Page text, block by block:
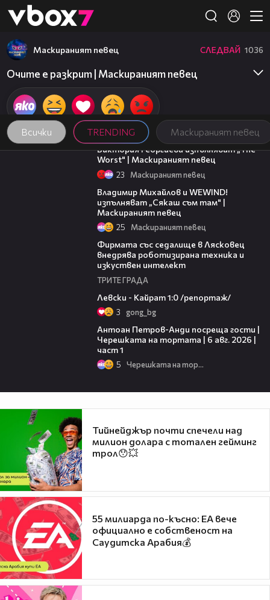
👾
Всички TRENDING Маскираният певец
Маскираният певец СЛЕДВАЙ 1036
Очите e разкрит | Маскираният певец
09:14
Виктория Георгиева изпълняват „The
Worst" | Маскираният певец
23 Маскираният певец
Владимир Михайлов и WEWIND!
изпълняват „Сякаш съм там" |
Маскираният певец
25 Маскираният певец
Фирмата със седалище в Лясковец
внедрява роботизирана техника и
изкуствен интелект
ТРИТЕ ГРАДА
Левски - Кайрат 1:0 /репортаж/
3 gong_bg
Антоан Петров-Анди посреща гости |
Черешката на тортата | 6 авг. 2026 |
част 1
5 Черешката на тортата
Тийнейджър почти спечели над
милион долара с тотален гейминг
трол😯💥
55 милиарда по-късно: EA вече
официално е собственост на
Саудитска Арабия💰